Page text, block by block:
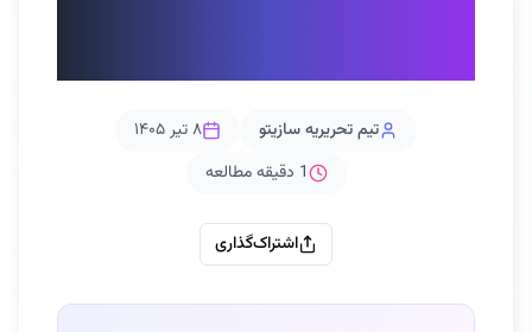
تیم تحریریه سازیتو
۸ تیر ۱۴۰۵
1 دقیقه مطالعه
اشتراک‌گذاری